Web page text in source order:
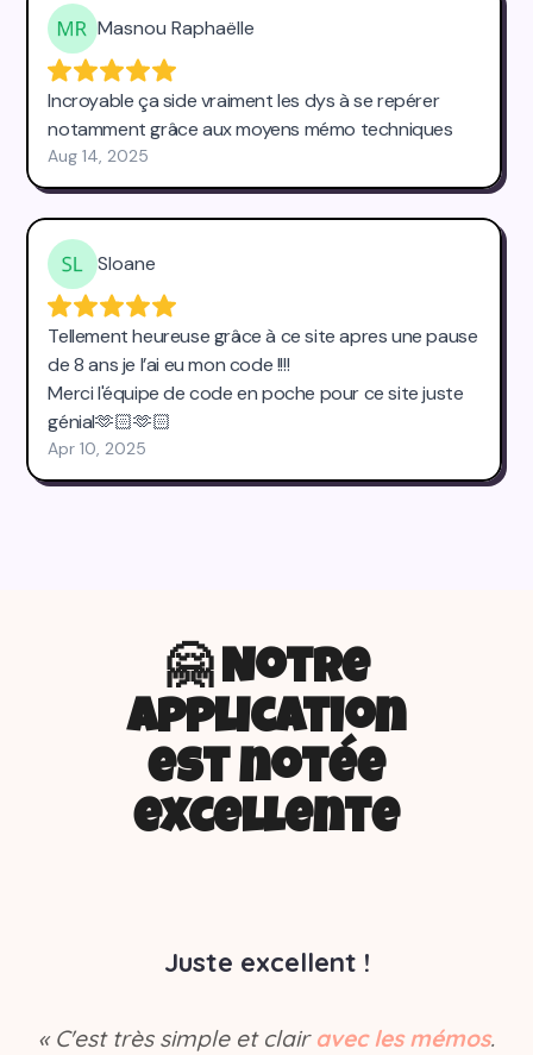
🤗 Notre
application
est notée
excellente
Juste excellent !
« C'est très simple et clair avec les mémos.